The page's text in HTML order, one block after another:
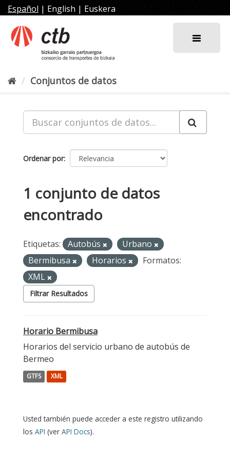
al
contenido
Español | English | Euskera
Conjuntos de datos
Ordenar por
1 conjunto de datos
encontrado
Etiquetas: Autobús
Urbano
Bermibusa
Horarios
Formatos:
XML
Filtrar Resultados
Horario Bermibusa
Horarios del servicio urbano de autobús de
Bermeo
GTFS XML
Usted también puede acceder a este registro utilizando
los API (ver API Docs).